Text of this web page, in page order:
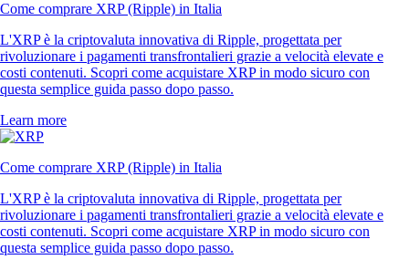
Come comprare XRP (Ripple) in Italia
L'XRP è la criptovaluta innovativa di Ripple, progettata per
rivoluzionare i pagamenti transfrontalieri grazie a velocità elevate e
costi contenuti. Scopri come acquistare XRP in modo sicuro con
questa semplice guida passo dopo passo.
Learn more
Come comprare XRP (Ripple) in Italia
L'XRP è la criptovaluta innovativa di Ripple, progettata per
rivoluzionare i pagamenti transfrontalieri grazie a velocità elevate e
costi contenuti. Scopri come acquistare XRP in modo sicuro con
questa semplice guida passo dopo passo.